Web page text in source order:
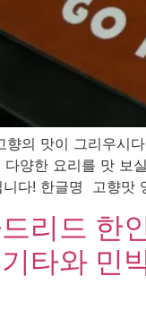
향의 맛이 그리우시
다양한 요리를 맛 보
니다! 한글명 고향
리드 한
타와 민